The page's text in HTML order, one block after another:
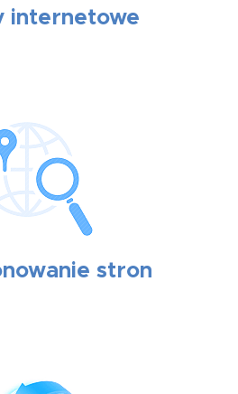
internetowe
stron